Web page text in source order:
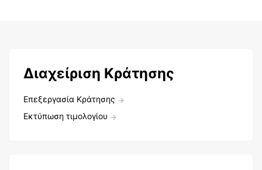
Διαχείριση Κράτησης
Επεξεργασία Κράτησης
Εκτύπωση τιμολογίου